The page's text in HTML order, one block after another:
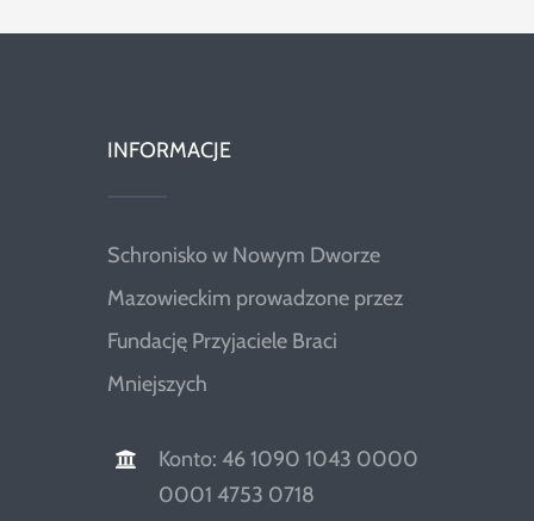
INFORMACJE
Schronisko w Nowym Dworze
Mazowieckim prowadzone przez
Fundację Przyjaciele Braci
Mniejszych
Konto: 46 1090 1043 0000
0001 4753 0718